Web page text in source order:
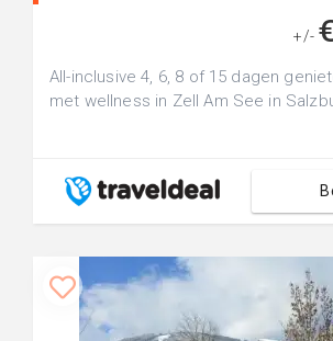
+/-
All-inclusive 4, 6, 8 of 15 dagen
met wellness in Zell Am See in